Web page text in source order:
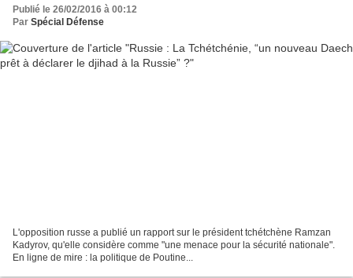
Publié le 26/02/2016 à 00:12
Par Spécial Défense
L'opposition russe a publié un rapport sur le président tchétchène Ramzan
Kadyrov, qu'elle considère comme "une menace pour la sécurité nationale".
En ligne de mire : la politique de Poutine...